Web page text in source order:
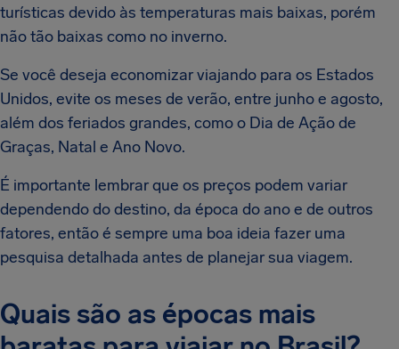
turísticas devido às temperaturas mais baixas, porém
não tão baixas como no inverno.
Se você deseja economizar viajando para os Estados
Unidos, evite os meses de verão, entre junho e agosto,
além dos feriados grandes, como o Dia de Ação de
Graças, Natal e Ano Novo.
É importante lembrar que os preços podem variar
dependendo do destino, da época do ano e de outros
fatores, então é sempre uma boa ideia fazer uma
pesquisa detalhada antes de planejar sua viagem.
Quais são as épocas mais